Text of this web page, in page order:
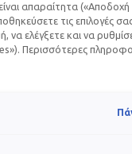
ατόμου. Ενώ η
και χημικό
τους. Αυτό το
για
απαραίτητα
τις επιλογές
να ελέγξετε και να
Περισσότερες